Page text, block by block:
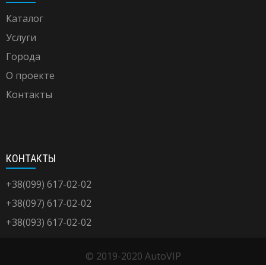
Каталог
Услуги
Города
О проекте
Контакты
КОНТАКТЫ
+38(099) 617-02-02
+38(097) 617-02-02
+38(093) 617-02-02
© 2019-2020 AutoVIP